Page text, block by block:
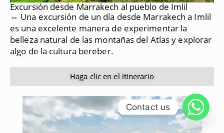
Excursión desde Marrakech al pueblo de Imlil
⇔ Una excursión de un día desde Marrakech a Imlil
es una excelente manera de experimentar la
belleza natural de las montañas del Atlas y explorar
algo de la cultura bereber.
Haga clic en el itinerario
Contact us